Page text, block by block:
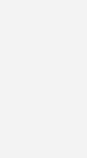
31. Dezember 2044
Ein fünf Jahre früherer
der Gasnetze viel
Wasserstoff für solche
Jahr 2035 erwartet.
Gebäude sind
Zudem können die
ihres besonderen
sind, sowie
genutzte
bezieht, erhöht jede